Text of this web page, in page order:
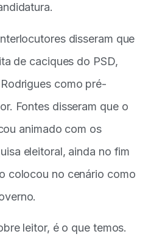
disseram que
de caciques do PSD,
como pré-
Fontes disseram que o
animado com os
eleitoral, ainda no fim
colocou no cenário como
leitor, é o que temos.